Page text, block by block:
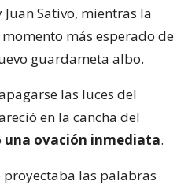
Sativo, mientras la
más esperado de
guardameta albo.
las luces del
en la cancha del
una ovación inmediata.
proyectaba las palabras